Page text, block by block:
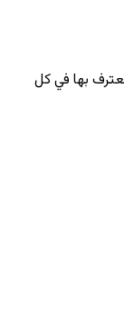
بها في كل